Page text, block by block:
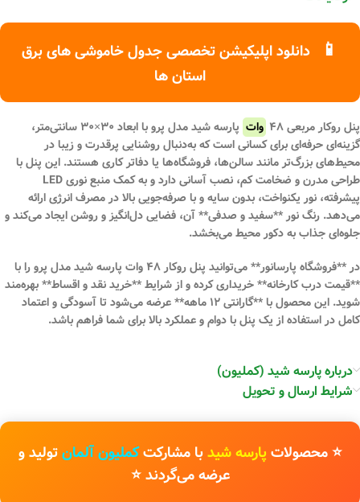
📱
دانلود اپلیکیشن تخصصی جدول خاموشی های برق
استان ها
پنل روکار مربعی ۴۸ وات
پارسه شید مدل پرو با ابعاد ۳۰×۳۰ سانتی‌متر،
گزینه‌ای حرفه‌ای برای کسانی است که به‌دنبال روشنایی پرقدرت و زیبا در
محیط‌های بزرگ‌تر مانند سالن‌ها، فروشگاه‌ها یا دفاتر کاری هستند. این پنل با
طراحی مدرن و ضخامت کم، نصب آسانی دارد و به کمک منبع نوری LED
پیشرفته، نور یکنواخت، بدون سایه و با صرفه‌جویی بالا در مصرف انرژی ارائه
می‌دهد. رنگ نور **سفید و صدفی** آن، فضایی دل‌انگیز و روشن ایجاد می‌کند و
جلوه‌ای جذاب به دکور محیط می‌بخشد.
در **فروشگاه پارسانور** می‌توانید پنل روکار ۴۸ وات پارسه شید مدل پرو را با
**قیمت درب کارخانه** خریداری کرده و از شرایط **خرید نقد و اقساط** بهره‌مند
شوید. این محصول با **گارانتی ۱۲ ماهه** عرضه می‌شود تا آسودگی و اعتماد
کامل در استفاده از یک پنل با دوام و عملکرد بالا برای شما فراهم باشد.
درباره پارسه شید (کملیون)
شرایط ارسال و تحویل
⭐ محصولاتپارسه شیدبا مشارکتکملیون آلمانتولید و
عرضه می‌گردند ⭐